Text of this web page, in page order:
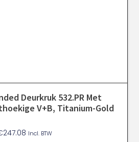
Deurkruk 532.PR Met
V+B, Titanium-Gold
247.08 Incl. BTW